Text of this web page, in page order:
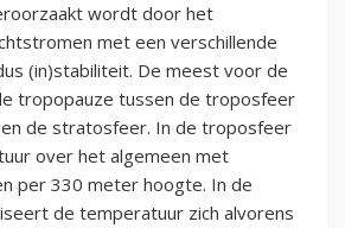
wordt door het
met een verschillende
(in)stabiliteit. De meest voor de
tropopauze tussen de troposfeer
de stratosfeer. In de troposfeer
over het algemeen met
per 330 meter hoogte. In de
de temperatuur zich alvorens